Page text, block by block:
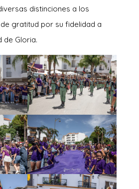
distinciones a los
gratitud por su fidelidad a
de Gloria.